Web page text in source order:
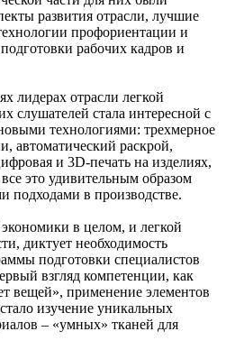
развития отрасли, лучшие
профориентации и
рабочих кадров и
лидерах отрасли легкой
слушателей стала интересной с
технологиями: трехмерное
автоматический раскрой,
и 3D-печать на изделиях,
это удивительным образом
подходами в производстве.
в целом, и легкой
диктует необходимость
подготовки специалистов
взгляд компетенции, как
вещей», применение элементов
изучение уникальных
– «умных» тканей для